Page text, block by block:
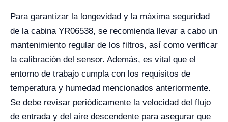
Para garantizar la longevidad y la máxima seguridad
de la cabina YR06538, se recomienda llevar a cabo un
mantenimiento regular de los filtros, así como verificar
la calibración del sensor. Además, es vital que el
entorno de trabajo cumpla con los requisitos de
temperatura y humedad mencionados anteriormente.
Se debe revisar periódicamente la velocidad del flujo
de entrada y del aire descendente para asegurar que